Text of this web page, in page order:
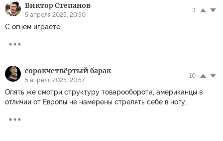
Виктор Степанов
5 апреля 2025, 20:50
3
С огнем играете.
сорокчетвёртый барак
5 апреля 2025, 20:57
10
Опять же смотри структуру товарооборота, американцы в
отличии от Европы не намерены стрелять себе в ногу.